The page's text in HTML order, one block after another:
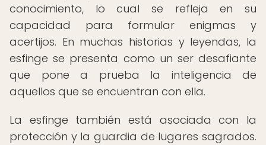
conocimiento, lo cual se refleja en su
capacidad para formular enigmas y
acertijos. En muchas historias y leyendas, la
esfinge se presenta como un ser desafiante
que pone a prueba la inteligencia de
aquellos que se encuentran con ella.
La esfinge también está asociada con la
protección y la guardia de lugares sagrados.